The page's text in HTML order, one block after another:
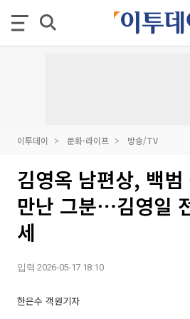
이투데이 문화·라이프 방송/TV
김영옥 남편상, 백
만난 그분⋯김영일
세
입력 2026-05-17 18:10
한은수 객원기자